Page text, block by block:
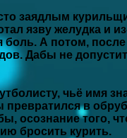
заядлым
язву желудка и
А потом, после
Дабы не
чьё имя
превратился в
осознание того,
бросить курить.